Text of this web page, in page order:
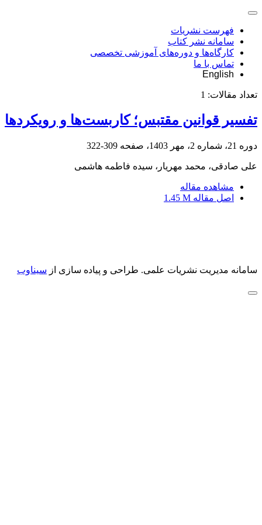
فهرست نشریات
سامانه نشر کتاب
کارگاه‌ها و دوره‌های آموزشی تخصصی
تماس با ما
English
تعداد مقالات: 1
تفسیر قوانین مقتبس؛ کاربست‌ها و رویکردها
دوره 21، شماره 2، مهر 1403، صفحه 309-322
علی صادقی، محمد مهریار، سیده فاطمه هاشمی
مشاهده مقاله
اصل مقاله 1.45 M
سامانه مدیریت نشریات علمی. طراحی و پیاده سازی از سیناوب